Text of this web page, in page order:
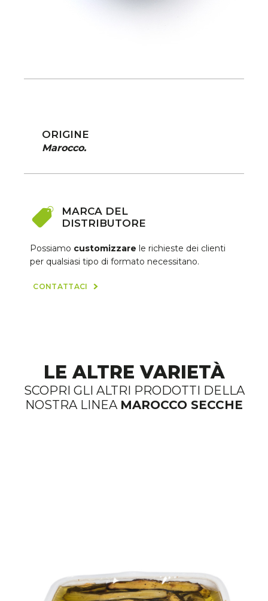
ORIGINE
Marocco.
MARCA DEL
DISTRIBUTORE
Possiamo customizzare le richieste dei clienti
per qualsiasi tipo di formato necessitano.
CONTATTACI
LE ALTRE VARIETÀ
SCOPRI GLI ALTRI PRODOTTI DELLA
NOSTRA LINEA MAROCCO SECCHE